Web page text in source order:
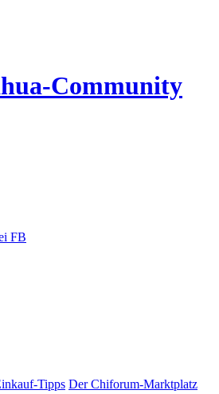
Community
FB
Tipps Der Chiforum-Marktplatz